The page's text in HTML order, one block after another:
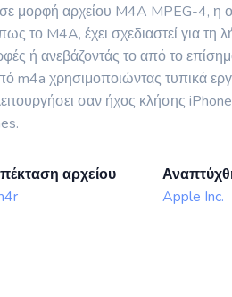
μορφή αρχείου M4A MPEG-4, η
το M4A, έχει σχεδιαστεί για τη
ή ανεβάζοντάς το από το
m4a χρησιμοποιώντας τυπικά
σαν ήχος κλήσης
αρχείου
Apple Inc.